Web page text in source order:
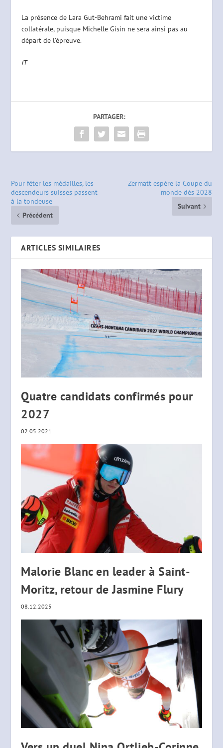
La présence de Lara Gut-Behrami fait une victime
collatérale, puisque Michelle Gisin ne sera ainsi pas au
départ de l’épreuve.
JT
PARTAGER:
Pour fêter les médailles, les
descendeurs suisses passent
à la tondeuse
Précédent
Zermatt espère la Coupe du
monde dès 2028
Suivant
ARTICLES SIMILAIRES
Quatre candidats confirmés pour
2027
02.05.2021
Malorie Blanc en leader à Saint-
Moritz, retour de Jasmine Flury
08.12.2025